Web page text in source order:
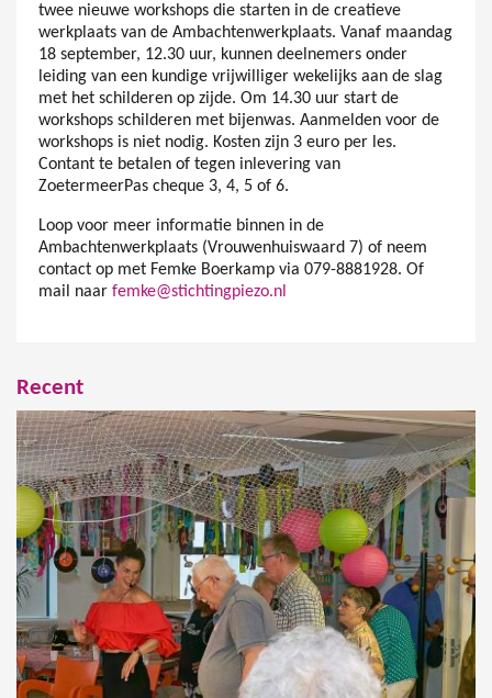
twee nieuwe workshops die starten in de creatieve
werkplaats van de Ambachtenwerkplaats. Vanaf maandag
18 september, 12.30 uur, kunnen deelnemers onder
leiding van een kundige vrijwilliger wekelijks aan de slag
met het schilderen op zijde. Om 14.30 uur start de
workshops schilderen met bijenwas. Aanmelden voor de
workshops is niet nodig. Kosten zijn 3 euro per les.
Contant te betalen of tegen inlevering van
ZoetermeerPas cheque 3, 4, 5 of 6.
Loop voor meer informatie binnen in de
Ambachtenwerkplaats (Vrouwenhuiswaard 7) of neem
contact op met Femke Boerkamp via 079-8881928. Of
mail naar femke@stichtingpiezo.nl
Recent